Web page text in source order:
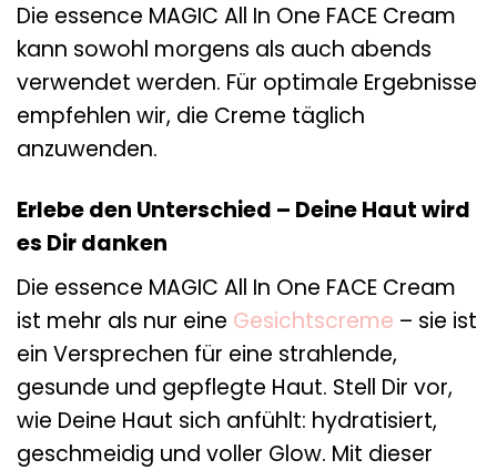
Die essence MAGIC All In One FACE Cream
kann sowohl morgens als auch abends
verwendet werden. Für optimale Ergebnisse
empfehlen wir, die Creme täglich
anzuwenden.
Erlebe den Unterschied – Deine Haut wird
es Dir danken
Die essence MAGIC All In One FACE Cream
ist mehr als nur eine Gesichtscreme – sie ist
ein Versprechen für eine strahlende,
gesunde und gepflegte Haut. Stell Dir vor,
wie Deine Haut sich anfühlt: hydratisiert,
geschmeidig und voller Glow. Mit dieser